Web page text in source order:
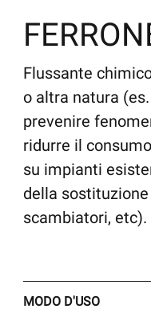
Flussante
o altra natura
prevenire
ridurre il
su impianti
della
scambiatori, etc).
MODO D'USO